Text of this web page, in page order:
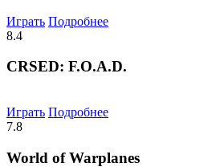
Играть Подробнее
8.4
CRSED: F.O.A.D.
Играть Подробнее
7.8
World of Warplanes